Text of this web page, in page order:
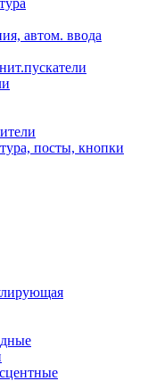
автом. ввода
посты, кнопки